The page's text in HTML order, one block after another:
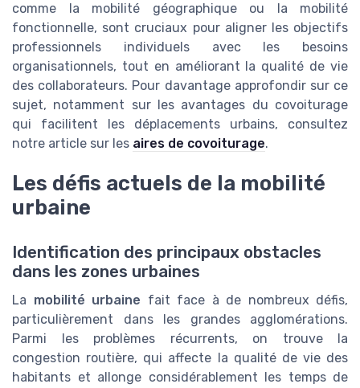
comme la mobilité géographique ou la mobilité
fonctionnelle, sont cruciaux pour aligner les objectifs
professionnels individuels avec les besoins
organisationnels, tout en améliorant la qualité de vie
des collaborateurs. Pour davantage approfondir sur ce
sujet, notamment sur les avantages du covoiturage
qui facilitent les déplacements urbains, consultez
notre article sur les aires de covoiturage.
Les défis actuels de la mobilité
urbaine
Identification des principaux obstacles
dans les zones urbaines
La mobilité urbaine fait face à de nombreux défis,
particulièrement dans les grandes agglomérations.
Parmi les problèmes récurrents, on trouve la
congestion routière, qui affecte la qualité de vie des
habitants et allonge considérablement les temps de